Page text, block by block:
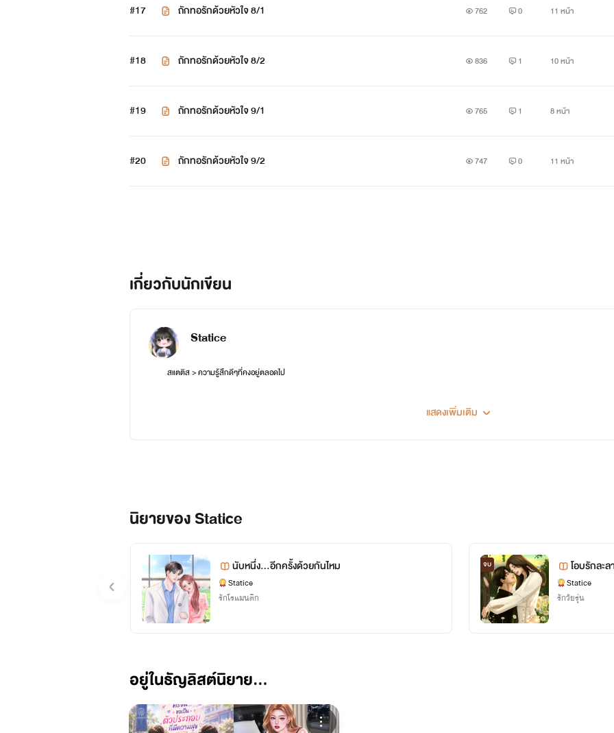
#17 ถักทอรักด้วยหัวใจ 8/1 762 0 11 หน้า
#18 ถักทอรักด้วยหัวใจ 8/2 836 1 10 หน้า
#19 ถักทอรักด้วยหัวใจ 9/1 765 1 8 หน้า
#20 ถักทอรักด้วยหัวใจ 9/2 747 0 11 หน้า
เกี่ยวกับนักเขียน
Statice
สแตติส > ความรู้สึกดีๆที่คงอยู่ตลอดไป
แสดงเพิ่มเติม
นิยายของ Statice
นับหนึ่ง...อีกครั้งด้วยกันไหม
Statice
รักโรแมนติก
จบ โอบรักละล
Statice
รักวัยรุ่น
อยู่ในธัญลิสต์นิยาย...